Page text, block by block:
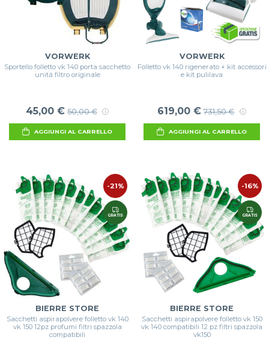
VORWERK
Sportello folletto vk 140 porta sacchetto
unitá filtro originale
45,00 € 50,00 €
AGGIUNGI AL CARRELLO
VORWERK
Folletto vk 140 rigenerato + kit accessori
e kit pulilava
619,00 € 731,50 €
AGGIUNGI AL CARRELLO
-21%
GRATIS
BIERRE STORE
Sacchetti aspirapolvere folletto vk 140
vk 150 12pz profumi filtri spazzola
compatibili
-16%
GRATIS
BIERRE STORE
Sacchetti aspirapolvere folletto vk 150
vk 140 compatibili 12 pz filtri spazzola
vk150